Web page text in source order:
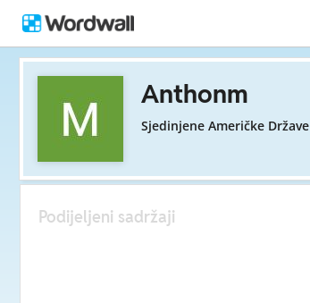
Anthonm
Sjedinjene Američke Države
Podijeljeni sadržaji